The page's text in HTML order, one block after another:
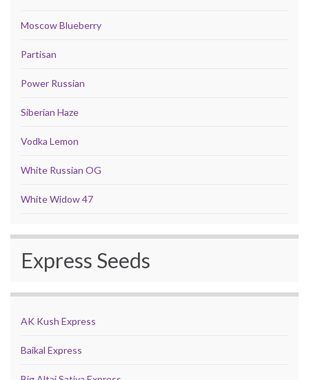
Moscow Blueberry
Partisan
Power Russian
Siberian Haze
Vodka Lemon
White Russian OG
White Widow 47
Express Seeds
AK Kush Express
Baikal Express